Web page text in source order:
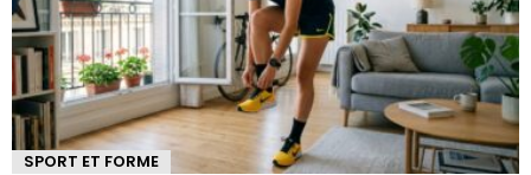
SPORT ET FORME